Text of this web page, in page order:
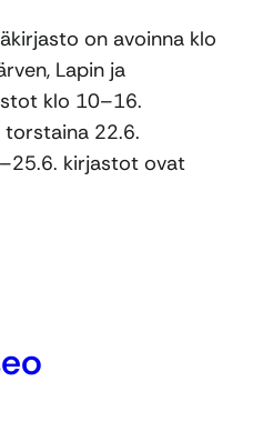
on avoinna klo
Lapin ja
klo 10–16.
22.6.
kirjastot ovat